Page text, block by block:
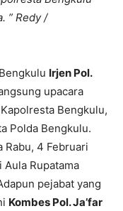
” Redy /
Irjen Pol.
upacara
Bengkulu,
Polda Bengkulu.
Rabu, 4 Februari
Rupatama
pejabat yang
Kombes Pol. Ja’far